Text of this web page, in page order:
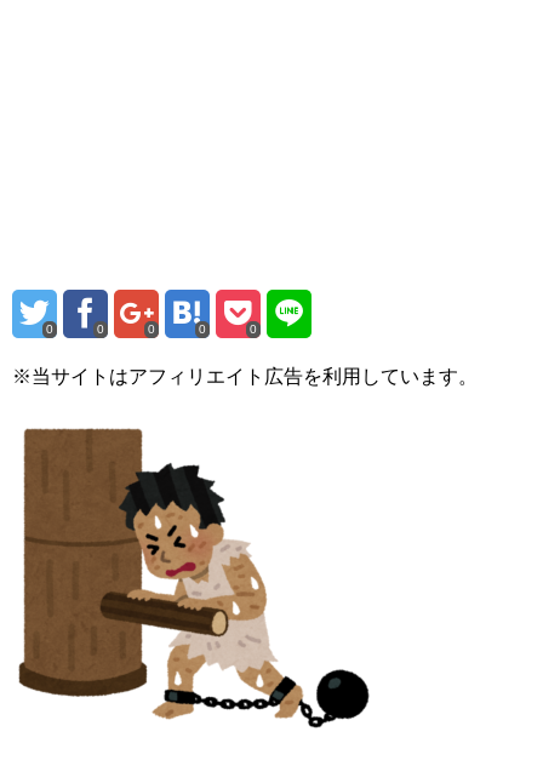
0 0 0 0 0
※当サイトはアフィリエイト広告を利用しています。